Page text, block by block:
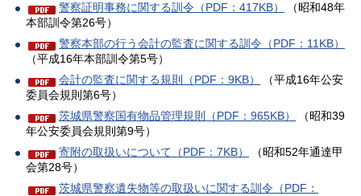
警察証明事務に関する訓令（PDF：417KB）
（昭和48年
本部訓令第26号）
警察本部の行う会計の監査に関する訓令（PDF：11KB）
（平成16年本部訓令第5号）
会計の監査に関する規則（PDF：9KB）
（平成16年公安
委員会規則第6号）
茨城県警察国有物品管理規則（PDF：965KB）
（昭和39
年公安委員会規則第9号）
寄附の取扱いについて（PDF：7KB）
（昭和52年通達甲
会第28号）
茨城県警察遺失物等の取扱いに関する訓令（PDF：